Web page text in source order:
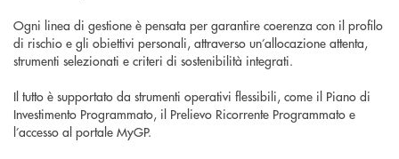
Ogni linea di gestione è pensata per garantire coerenza con il profilo
di rischio e gli obiettivi personali, attraverso un’allocazione attenta,
strumenti selezionati e criteri di sostenibilità integrati.
Il tutto è supportato da strumenti operativi flessibili, come il Piano di
Investimento Programmato, il Prelievo Ricorrente Programmato e
l’accesso al portale MyGP.